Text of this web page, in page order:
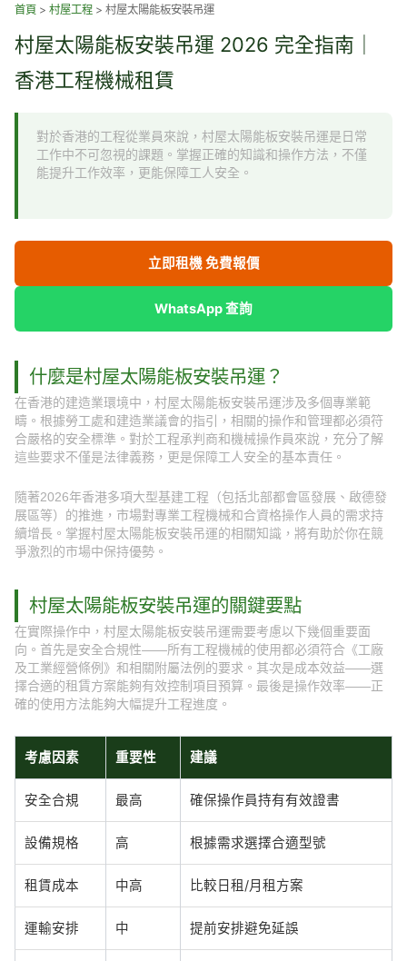
首頁 > 村屋工程 > 村屋太陽能板安裝吊運
村屋太陽能板安裝吊運 2026 完全指南｜
香港工程機械租賃
對於香港的工程從業員來說，村屋太陽能板安裝吊運是日常
工作中不可忽視的課題。掌握正確的知識和操作方法，不僅
能提升工作效率，更能保障工人安全。
立即租機 免費報價
WhatsApp 查詢
什麼是村屋太陽能板安裝吊運？
在香港的建造業環境中，村屋太陽能板安裝吊運涉及多個專業範
疇。根據勞工處和建造業議會的指引，相關的操作和管理都必須符
合嚴格的安全標準。對於工程承判商和機械操作員來說，充分了解
這些要求不僅是法律義務，更是保障工人安全的基本責任。
隨著2026年香港多項大型基建工程（包括北部都會區發展、啟德發
展區等）的推進，市場對專業工程機械和合資格操作人員的需求持
續增長。掌握村屋太陽能板安裝吊運的相關知識，將有助於你在競
爭激烈的市場中保持優勢。
村屋太陽能板安裝吊運的關鍵要點
在實際操作中，村屋太陽能板安裝吊運需要考慮以下幾個重要面
向。首先是安全合規性——所有工程機械的使用都必須符合《工廠
及工業經營條例》和相關附屬法例的要求。其次是成本效益——選
擇合適的租賃方案能夠有效控制項目預算。最後是操作效率——正
確的使用方法能夠大幅提升工程進度。
考慮因素 重要性 建議
安全合規 最高 確保操作員持有有效證書
設備規格 高 根據需求選擇合適型號
租賃成本 中高 比較日租/月租方案
運輸安排 中 提前安排避免延誤